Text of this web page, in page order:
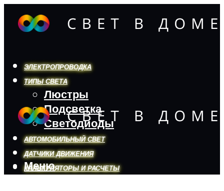
ЭЛЕКТРОПРОВОДКА
ТИПЫ СВЕТА
Люстры
Подсветка
Светодиоды
АВТОМОБИЛЬНЫЙ СВЕТ
ДАТЧИКИ ДВИЖЕНИЯ
КАЛЬКУЛЯТОРЫ И РАСЧЕТЫ
Меню